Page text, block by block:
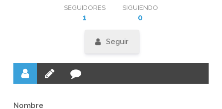
SEGUIDORES
1
SIGUIENDO
0
Seguir
Nombre